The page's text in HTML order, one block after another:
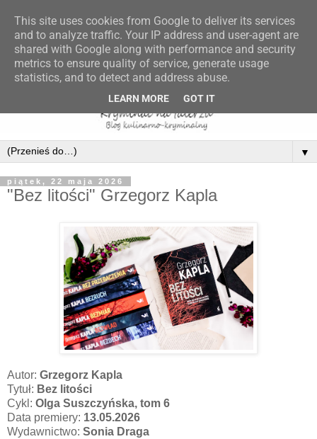
▼
piątek, 22 maja 2026
"Bez litości" Grzegorz Kapla
Autor: Grzegorz Kapla
Tytuł: Bez litości
Cykl: Olga Suszczyńska, tom 6
Data premiery: 13.05.2026
Wydawnictwo: Sonia Draga
This site uses cookies from Google to deliver its services
and to analyze traffic. Your IP address and user-agent are
shared with Google along with performance and security
metrics to ensure quality of service, generate usage
statistics, and to detect and address abuse.
LEARN MORE GOT IT